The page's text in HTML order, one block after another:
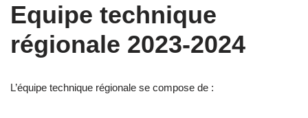
Equipe technique
régionale 2023-2024
L’équipe technique régionale se compose de :